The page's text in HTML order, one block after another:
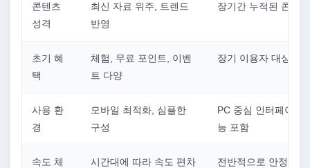
콘텐츠
성격
최신 자료 위주, 트렌드
반영
장기간 누적된 콘텐
초기 혜
택
체험, 무료 포인트, 이벤
트 다양
장기 이용자 대상 혜
사용 환
경
모바일 최적화, 심플한
구성
PC 중심 인터페이스,
능 포함
속도 체
시간대에 따라 속도 편차
전반적으로 안정적인